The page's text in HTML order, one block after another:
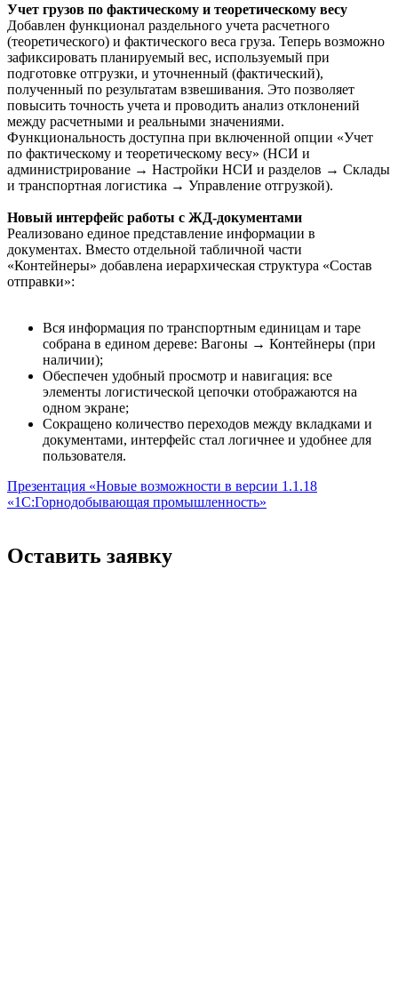
Учет грузов по фактическому и теоретическому весу
Добавлен функционал раздельного учета расчетного
(теоретического) и фактического веса груза. Теперь возможно
зафиксировать планируемый вес, используемый при
подготовке отгрузки, и уточненный (фактический),
полученный по результатам взвешивания. Это позволяет
повысить точность учета и проводить анализ отклонений
между расчетными и реальными значениями.
Функциональность доступна при включенной опции «Учет
по фактическому и теоретическому весу» (НСИ и
администрирование → Настройки НСИ и разделов → Склады
и транспортная логистика → Управление отгрузкой).
Новый интерфейс работы с ЖД-документами
Реализовано единое представление информации в
документах. Вместо отдельной табличной части
«Контейнеры» добавлена иерархическая структура «Состав
отправки»:
Вся информация по транспортным единицам и таре
собрана в едином дереве: Вагоны → Контейнеры (при
наличии);
Обеспечен удобный просмотр и навигация: все
элементы логистической цепочки отображаются на
одном экране;
Сокращено количество переходов между вкладками и
документами, интерфейс стал логичнее и удобнее для
пользователя.
Презентация «Новые возможности в версии 1.1.18
«1С:Горнодобывающая промышленность»
Оставить заявку